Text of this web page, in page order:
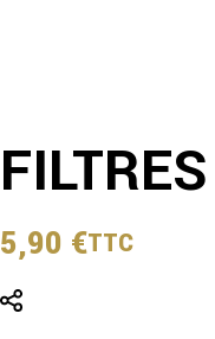
5,90 €TTC